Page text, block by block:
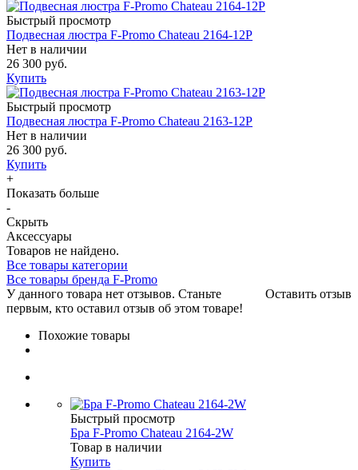
Быстрый просмотр
Подвесная люстра F-Promo Chateau 2164-12P
Нет в наличии
26 300 руб.
Купить
Быстрый просмотр
Подвесная люстра F-Promo Chateau 2163-12P
Нет в наличии
26 300 руб.
Купить
+
Показать больше
-
Скрыть
Аксессуары
Товаров не найдено.
Все товары категории
Все товары бренда F-Promo
Оставить отзыв
У данного товара нет отзывов. Станьте
первым, кто оставил отзыв об этом товаре!
Похожие товары
Быстрый просмотр
Бра F-Promo Chateau 2164-2W
Товар в наличии
Купить